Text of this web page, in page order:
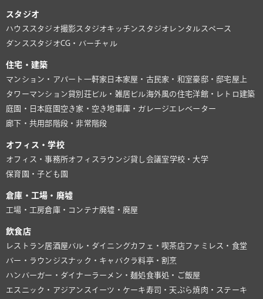
スタジオ
ハウススタジオ撮影スタジオキッチンスタジオ レンタルスペース
ダンススタジオCG・バーチャル
住宅・建築
マンション・アパート 一軒家 日本家屋・古民家・和室豪邸・邸宅屋上
タワーマンション貸別荘ビル・雑居ビル海外風の住宅洋館・レトロ建築
庭園・日本庭園 空き家・空き地 車庫・ガレージ エレベーター
廊下・共用部階段・非常階段
オフィス・学校
オフィス・事務所オフィスラウンジ貸し会議室学校・大学
保育園・子ども園
倉庫・工場・廃墟
工場・工房倉庫・コンテナ廃墟・廃屋
飲食店
レストラン居酒屋バル・ダイニングカフェ・喫茶店ファミレス・食堂
バー・ラウンジ スナック・キャバクラ料亭・割烹
ハンバーガー・ダイナーラーメン・麺処食事処・ご飯屋
エスニック・アジアン スイーツ・ケーキ寿司・天ぷら焼肉・ステーキ